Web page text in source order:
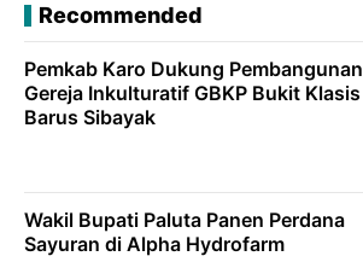
Recommended
Pemkab Karo Dukung Pembangunan
Gereja Inkulturatif GBKP Bukit Klasis
Barus Sibayak
Wakil Bupati Paluta Panen Perdana
Sayuran di Alpha Hydrofarm